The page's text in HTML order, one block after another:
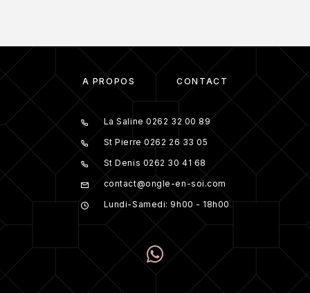
À PROPOS CONTACT
La Saline 0262 32 00 89
St Pierre 0262 26 33 05
St Denis 0262 30 41 68
contact@ongle-en-soi.com
Lundi-Samedi: 9h00 - 18h00